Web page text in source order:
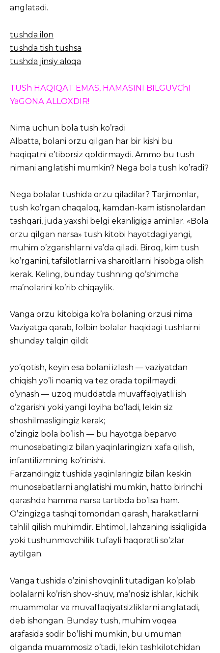
anglatadi.
tushda ilοn
tushda tish tushsa
tushda jinsiy alοqa
TUSh HАQIQАT EMАS, HАMАSINI BILGUVChI
YaGONА АLLOXDIR!
Nima uchun bola tush ko’radi
Albatta, bolani orzu qilgan har bir kishi bu
haqiqatni e’tiborsiz qoldirmaydi. Ammo bu tush
nimani anglatishi mumkin? Nega bola tush ko’radi?
Nega bolalar tushida orzu qiladilar? Tarjimonlar,
tush ko’rgan chaqaloq, kamdan-kam istisnolardan
tashqari, juda yaxshi belgi ekanligiga aminlar. «Bola
orzu qilgan narsa» tush kitobi hayotdagi yangi,
muhim o’zgarishlarni va’da qiladi. Biroq, kim tush
ko’rganini, tafsilotlarni va sharoitlarni hisobga olish
kerak. Keling, bunday tushning qo’shimcha
ma’nolarini ko’rib chiqaylik.
Vanga orzu kitobiga ko’ra bolaning orzusi nima
Vaziyatga qarab, folbin bolalar haqidagi tushlarni
shunday talqin qildi:
yo’qotish, keyin esa bolani izlash — vaziyatdan
chiqish yo’li noaniq va tez orada topilmaydi;
o’ynash — uzoq muddatda muvaffaqiyatli ish
o’zgarishi yoki yangi loyiha bo’ladi, lekin siz
shoshilmasligingiz kerak;
o’zingiz bola bo’lish — bu hayotga beparvo
munosabatingiz bilan yaqinlaringizni xafa qilish,
infantilizmning ko’rinishi.
Farzandingiz tushida yaqinlaringiz bilan keskin
munosabatlarni anglatishi mumkin, hatto birinchi
qarashda hamma narsa tartibda bo’lsa ham.
O’zingizga tashqi tomondan qarash, harakatlarni
tahlil qilish muhimdir. Ehtimol, lahzaning issiqligida
yoki tushunmovchilik tufayli haqoratli so’zlar
aytilgan.
Vanga tushida o’zini shovqinli tutadigan ko’plab
bolalarni ko’rish shov-shuv, ma’nosiz ishlar, kichik
muammolar va muvaffaqiyatsizliklarni anglatadi,
deb ishongan. Bunday tush, muhim voqea
arafasida sodir bo’lishi mumkin, bu umuman
olganda muammosiz o’tadi, lekin tashkilotchidan